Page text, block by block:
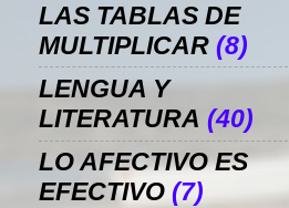
LAS TABLAS DE
MULTIPLICAR (8)
LENGUA Y
LITERATURA (40)
LO AFECTIVO ES
EFECTIVO (7)